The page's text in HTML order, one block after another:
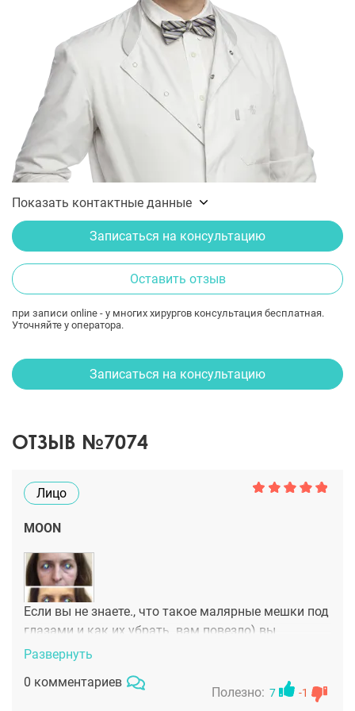
Показать контактные данные
Записаться на консультацию
Оставить отзыв
при записи online - у многих хирургов консультация бесплатная.
Уточняйте у оператора.
Записаться на консультацию
ОТЗЫВ №7074
Лицо
MOON
Если вы не знаете., что такое малярные мешки под
глазами и как их убрать..вам повезло) вы
достаточно молоды ну или с возрастом они не так
35 лет. Они придают усталость лицу и сильно
старят..заметить их очень легко, особенно в паше
Развернуть
0 комментариев
Полезно: 7 -1